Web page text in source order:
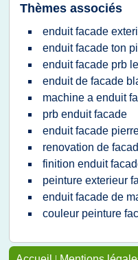
Thèmes associés
enduit facade
enduit facade ton
enduit facade prb
enduit de facade
machine a enduit
prb enduit facade
enduit facade
renovation de
finition enduit
peinture exterieur
enduit facade de
couleur peinture